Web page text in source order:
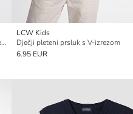
Ženski kimono s ovratnikom od mješavine lana
LCW Kids
Dječji pleteni prsluk s V-izrezom
6.95 EUR